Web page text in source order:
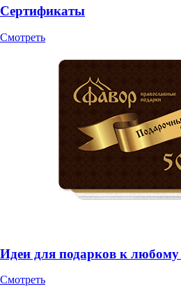
Сертификаты
Смотреть
Идеи для подарков к любому
Смотреть